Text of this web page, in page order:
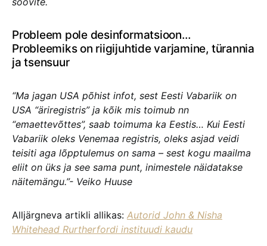
Probleem pole desinformatsioon…
Probleemiks on riigijuhtide varjamine, türannia
ja tsensuur
“Ma jagan USA põhist infot, sest Eesti Vabariik on
USA “äriregistris” ja kõik mis toimub nn
“emaettevõttes”, saab toimuma ka Eestis… Kui Eesti
Vabariik oleks Venemaa registris, oleks asjad veidi
teisiti aga lõpptulemus on sama – sest kogu maailma
eliit on üks ja see sama punt, inimestele näidatakse
näitemängu.”- Veiko Huuse
Alljärgneva artikli allikas: Autorid John & Nisha
Whitehead Rurtherfordi instituudi kaudu